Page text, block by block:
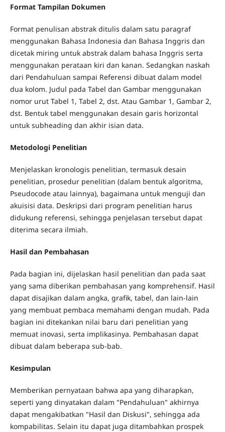
Format Tampilan Dokumen
Format penulisan abstrak ditulis dalam satu paragraf
menggunakan Bahasa Indonesia dan Bahasa Inggris dan
dicetak miring untuk abstrak dalam bahasa Inggris serta
menggunakan perataan kiri dan kanan. Sedangkan naskah
dari Pendahuluan sampai Referensi dibuat dalam model
dua kolom. Judul pada Tabel dan Gambar menggunakan
nomor urut Tabel 1, Tabel 2, dst. Atau Gambar 1, Gambar 2,
dst. Bentuk tabel menggunakan desain garis horizontal
untuk subheading dan akhir isian data.
Metodologi Penelitian
Menjelaskan kronologis penelitian, termasuk desain
penelitian, prosedur penelitian (dalam bentuk algoritma,
Pseudocode atau lainnya), bagaimana untuk menguji dan
akuisisi data. Deskripsi dari program penelitian harus
didukung referensi, sehingga penjelasan tersebut dapat
diterima secara ilmiah.
Hasil dan Pembahasan
Pada bagian ini, dijelaskan hasil penelitian dan pada saat
yang sama diberikan pembahasan yang komprehensif. Hasil
dapat disajikan dalam angka, grafik, tabel, dan lain-lain
yang membuat pembaca memahami dengan mudah. Pada
bagian ini ditekankan nilai baru dari penelitian yang
memuat inovasi, serta implikasinya. Pembahasan dapat
dibuat dalam beberapa sub-bab.
Kesimpulan
Memberikan pernyataan bahwa apa yang diharapkan,
seperti yang dinyatakan dalam "Pendahuluan" akhirnya
dapat mengakibatkan "Hasil dan Diskusi", sehingga ada
kompabilitas. Selain itu dapat juga ditambahkan prospek